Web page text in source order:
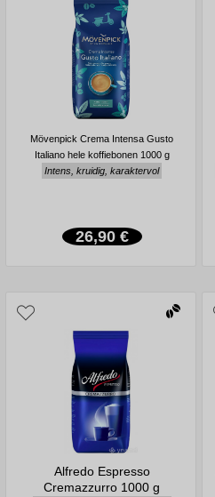
Mövenpick Crema Intensa Gusto
Italiano hele koffiebonen 1000 g
Intens, kruidig, karaktervol
26,90 €
Alfredo Espresso
Cremazzurro 1000 g